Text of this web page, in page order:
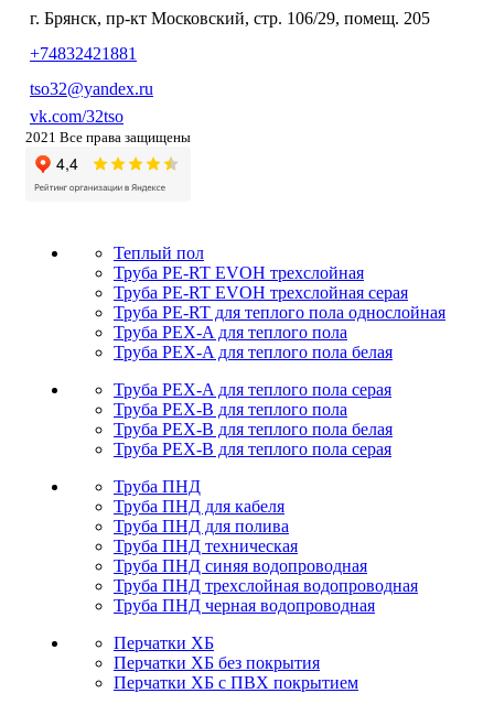
г. Брянск, пр-кт Московский, стр. 106/29, помещ. 205
+74832421881
tso32@yandex.ru
vk.com/32tso
2021 Все права защищены
Теплый пол
Труба PE-RT EVOH трехслойная
Труба PE-RT EVOH трехслойная серая
Труба PE-RT для теплого пола однослойная
Труба PEX-A для теплого пола
Труба PEX-A для теплого пола белая
Труба PEX-A для теплого пола серая
Труба PEX-B для теплого пола
Труба PEX-B для теплого пола белая
Труба PEX-B для теплого пола серая
Труба ПНД
Труба ПНД для кабеля
Труба ПНД для полива
Труба ПНД техническая
Труба ПНД синяя водопроводная
Труба ПНД трехслойная водопроводная
Труба ПНД черная водопроводная
Перчатки ХБ
Перчатки ХБ без покрытия
Перчатки ХБ с ПВХ покрытием